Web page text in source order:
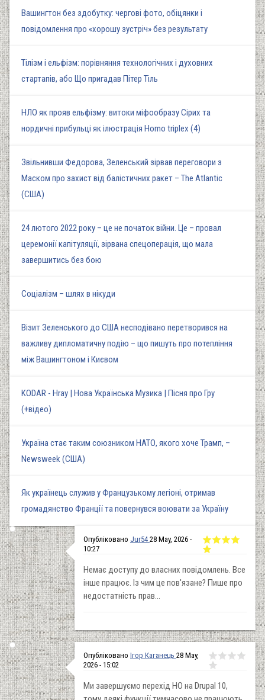
Вашингтон без здобутку: чергові фото, обіцянки і
повідомлення про «хорошу зустріч» без результату
Тілізм і ельфізм: порівняння технологічних і духовних
стартапів, або Що пригадав Пітер Тіль
НЛО як прояв ельфізму: витоки міфообразу Сірих та
нордичні прибульці як ілюстрація Homo triplex (4)
Звільнивши Федорова, Зеленський зірвав переговори з
Маском про захист від балістичних ракет – The Atlantic
(США)
24 лютого 2022 року – це не початок війни. Це – провал
церемонії капітуляції, зірвана спецоперація, що мала
завершитись без бою
Соціалізм – шлях в нікуди
Візит Зеленського до США несподівано перетворився на
важливу дипломатичну подію – що пишуть про потепління
між Вашингтоном і Києвом
KODAR - Hray | Нова Українська Музика | Пісня про Гру
(+відео)
Україна стає таким союзником НАТО, якого хоче Трамп, –
Newsweek (США)
Як українець служив у Французькому легіоні, отримав
громадянство Франції та повернувся воювати за Україну
Опубліковано Jur54 28 May, 2026 -
10:27
Немає доступу до власних повідомлень. Все
інше працює. Із чим це пов'язане? Пише про
недостатність прав...
Опубліковано Ігор Каганець 28 May,
2026 - 15:02
Ми завершуємо перехід НО на Drupal 10,